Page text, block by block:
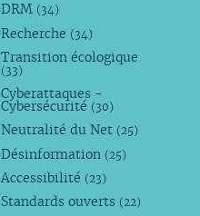
DRM (34)
Recherche (34)
Transition écologique
(33)
Cyberattaques -
Cybersécurité (30)
Neutralité du Net (25)
Désinformation (25)
Accessibilité (23)
Standards ouverts (22)